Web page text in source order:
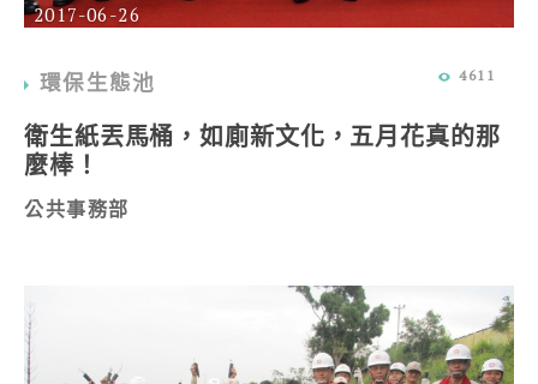
2017-06-26
環保生態池 4611
衛生紙丟馬桶，如廁新文化，五月花真的那
麼棒！
公共事務部